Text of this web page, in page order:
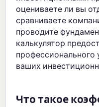
оцениваете ли вы
сравниваете
проводите
калькулятор
ваших
Что такое